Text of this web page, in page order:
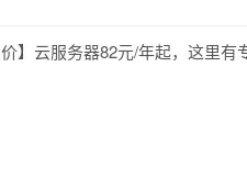
】云服务器82元/年起，这里有